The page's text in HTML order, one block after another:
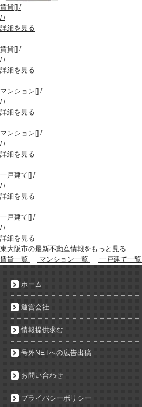
賃貸[] /
//
詳細を見る
賃貸[] /
//
詳細を見る
マンション [] /
//
詳細を見る
マンション [] /
//
詳細を見る
一戸建て [] /
//
詳細を見る
一戸建て [] /
//
詳細を見る
東大阪市の最新不動産情報をもっと見る
賃貸一覧
マンション一覧 一戸建て一覧
ホーム
運営会社
情報提供求む
号外NETへの広告出稿
お問い合わせ
プライバシーポリシー